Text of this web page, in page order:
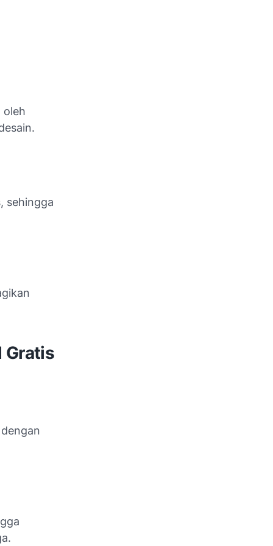
oleh
sehingga
Gratis